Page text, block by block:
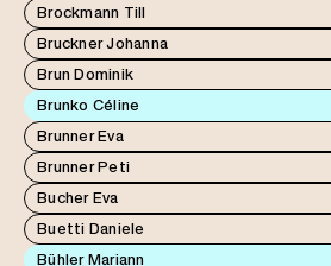
Brockmann Till
Bruckner Johanna
Brun Dominik
Brunko Céline
Brunner Eva
Brunner Peti
Bucher Eva
Buetti Daniele
Bühler Mariann